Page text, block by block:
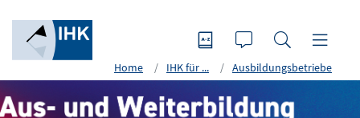
Home IHK für ... Ausbildungsbetriebe